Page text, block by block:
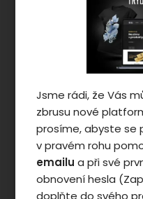
Jsme rádi, že Vás
zbrusu nové
prosíme, abyste se
v pravém rohu
emailu a při své
obnovení hesla
doplňte do svého
Záleží
soukromí
Cookies
zajistili
dáte souhlas,
abychom
vašich
a zavřít“ udělíte